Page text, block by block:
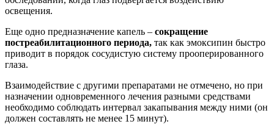
освещения.
Еще одно предназначение капель – сокращение
постреабилитационного периода, так как эмоксипин быстро
приводит в порядок сосудистую систему прооперированного
глаза.
Взаимодействие с другими препаратами не отмечено, но при
назначении одновременного лечения разными средствами
необходимо соблюдать интервал закапывания между ними (он
должен составлять не менее 15 минут).